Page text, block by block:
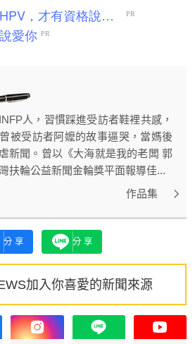
人，習慣踩進受訪者鞋裡共感，
被受訪者阿嬤的故事逼哭，當媽後
新聞。曾以《大海就是我的老闆 郭
扶輪公益新聞金輪獎平面報導佳...
作品集
分享 分享
加入你喜愛的新聞來源